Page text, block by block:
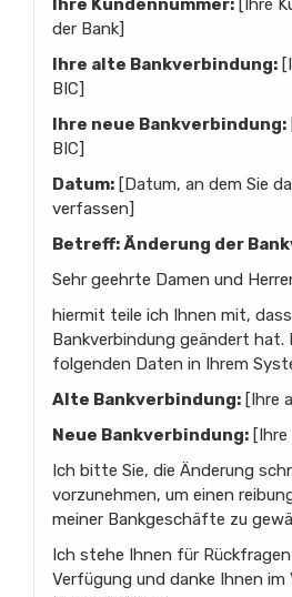
der Bank]
Ihre alte Bankverbindung:
BIC]
Ihre neue Bankverbindung:
BIC]
Datum: [Datum, an dem Sie
verfassen]
Betreff: Änderung der
Sehr geehrte Damen und
hiermit teile ich Ihnen mit,
Bankverbindung geändert hat.
folgenden Daten in Ihrem
Alte Bankverbindung: [Ihre
Neue Bankverbindung: [Ihre
Ich bitte Sie, die Änderung
vorzunehmen, um einen
meiner Bankgeschäfte zu
Ich stehe Ihnen für
Verfügung und danke Ihnen im